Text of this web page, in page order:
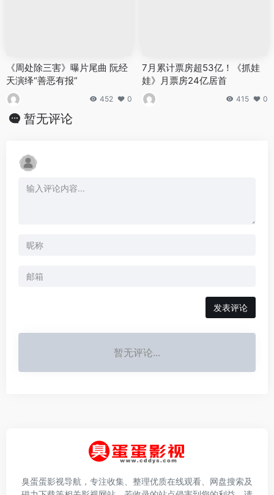
《周处除三害》曝片尾曲 阮经
天演绎“善恶有报”
452 0
7月累计票房超53亿！《抓娃
娃》月票房24亿居首
415 0
暂无评论
发表评论
暂无评论...
臭蛋蛋影视导航，专注收集、整理优质在线观看、网盘搜索及